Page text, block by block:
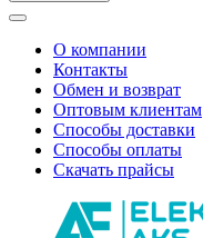
О компании
Контакты
Обмен и возврат
Оптовым клиентам
Способы доставки
Способы оплаты
Скачать прайсы